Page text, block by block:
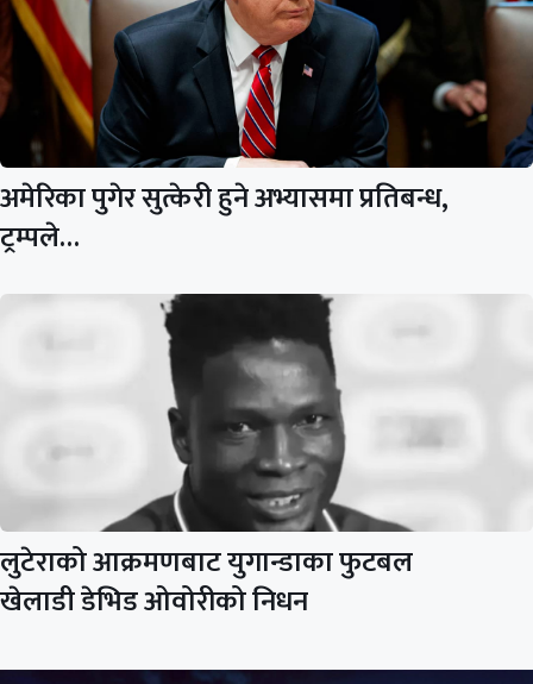
अमेरिका पुगेर सुत्केरी हुने अभ्यासमा प्रतिबन्ध,
ट्रम्पले…
लुटेराको आक्रमणबाट युगान्डाका फुटबल
खेलाडी डेभिड ओवोरीको निधन